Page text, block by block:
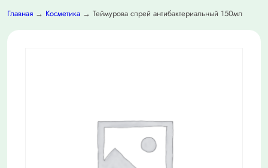
Главная → Косметика → Теймурова спрей антибактериальный 150мл